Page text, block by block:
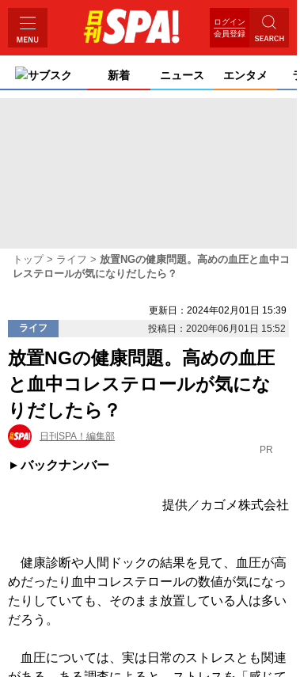
ログイン
会員登録
サブスク 新着 ニュース エンタメ
トップ ライフ
放置NGの健康問題。高めの血圧と血中コ
レステロールが気になりだしたら？
更新日：2024年02月01日 15:39
ライフ
投稿日：2020年06月01日 15:52
放置NGの健康問題。高めの血圧
と血中コレステロールが気にな
りだしたら？
日刊SPA！編集部
バックナンバー
PR
提供／カゴメ株式会社
健康診断や人間ドックの結果を見て、血圧が高
めだったり血中コレステロールの数値が気になっ
たりしていても、そのまま放置している人は多い
だろう。
血圧については、実は日常のストレスとも関連